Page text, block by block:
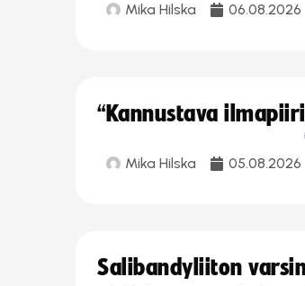
Mika Hilska 06.08.2026
“Kannustava
Mika Hilska 05.08.2026
Salibandyliiton